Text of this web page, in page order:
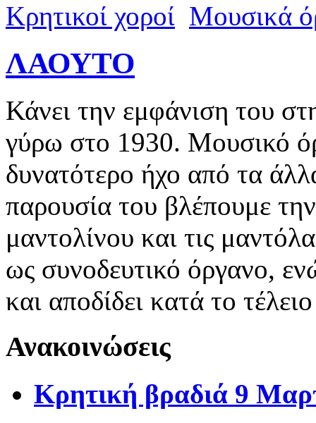
Κρητικοί χοροί Μουσικά
ΛΑΟΥΤΟ
Κάνει την εμφάνιση του
γύρω στο 1930. Μουσικό
δυνατότερο ήχο από τα
παρουσία του βλέπουμε
μαντολίνου και τις
ως συνοδευτικό όργανο,
και αποδίδει κατά το
Ανακοινώσεις
Κρητική βραδιά 9